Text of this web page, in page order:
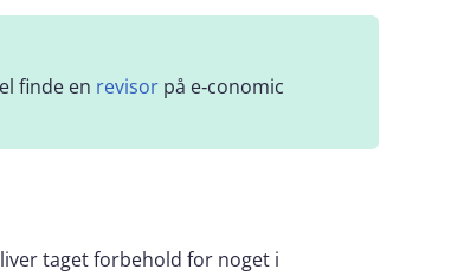
finde en revisorpå e‑conomic
taget forbehold for noget i